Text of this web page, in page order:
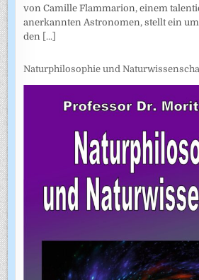
von Camille Flammarion, einem
anerkannten Astronomen, stellt ein
den [...]
Naturphilosophie und